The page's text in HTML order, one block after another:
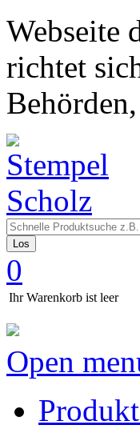
Webseite
richtet
Los
0
Ihr Warenkorb ist leer
Open